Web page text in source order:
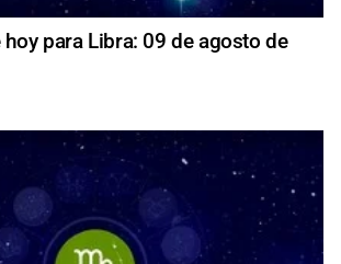
para Libra: 09 de agosto de